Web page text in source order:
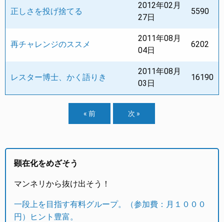
正しさを投げ捨てる
2012年02月
27日
5590
再チャレンジのススメ
2011年08月
04日
6202
レスター博士、かく語りき
2011年08月
03日
16190
« 前 次 »
顕在化をめざそう
マンネリから抜け出そう！
一段上を目指す有料グループ。（参加費：月１０００
円）ヒント豊富。